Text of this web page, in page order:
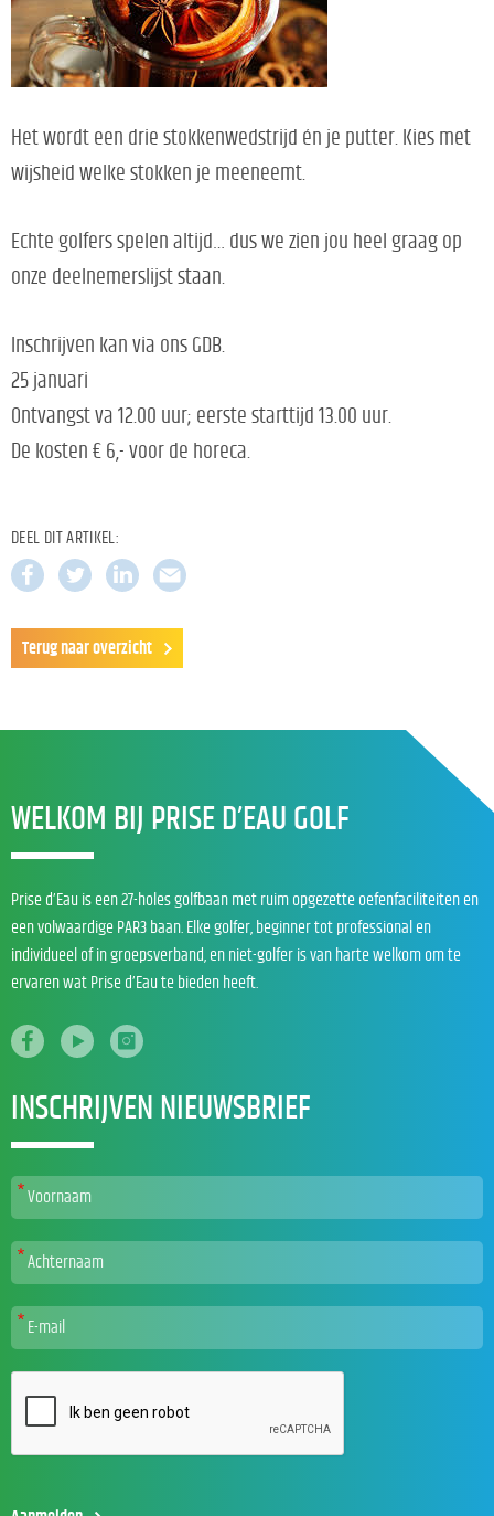
Het wordt een drie stokkenwedstrijd én je putter. Kies met
wijsheid welke stokken je meeneemt.
Echte golfers spelen altijd… dus we zien jou heel graag op
onze deelnemerslijst staan.
Inschrijven kan via ons GDB.
25 januari
Ontvangst va 12.00 uur; eerste starttijd 13.00 uur.
De kosten € 6,- voor de horeca.
DEEL DIT ARTIKEL:
Terug naar overzicht
WELKOM BIJ PRISE D’EAU GOLF
Prise d’Eau is een 27-holes golfbaan met ruim opgezette oefenfaciliteiten en
een volwaardige PAR3 baan. Elke golfer, beginner tot professional en
individueel of in groepsverband, en niet-golfer is van harte welkom om te
ervaren wat Prise d’Eau te bieden heeft.
INSCHRIJVEN NIEUWSBRIEF